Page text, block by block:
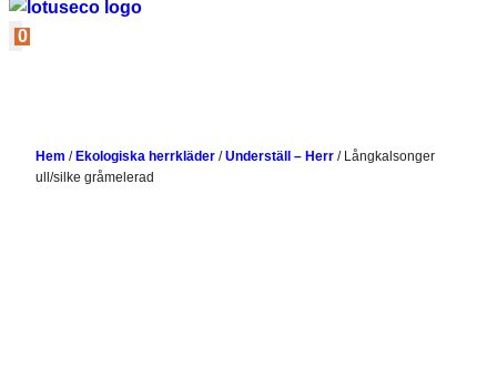
0
Hem / Ekologiska herrkläder /Underställ – Herr / Långkalsonger
ull/silke gråmelerad